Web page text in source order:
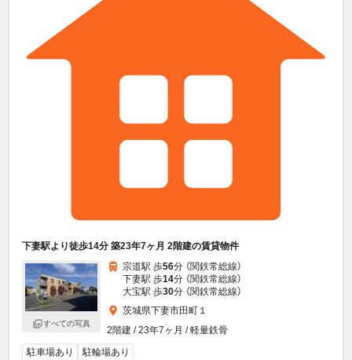
下妻駅より徒歩14分 築23年7ヶ月 2階建の賃貸物件
すべての写真
宗道駅 歩56分 （関鉄常総線）
下妻駅 歩14分 （関鉄常総線）
大宝駅 歩30分 （関鉄常総線）
茨城県下妻市田町１
2階建 / 23年7ヶ月 / 軽量鉄骨
駐車場あり
駐輪場あり